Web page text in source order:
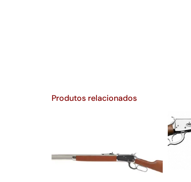
Produtos relacionados